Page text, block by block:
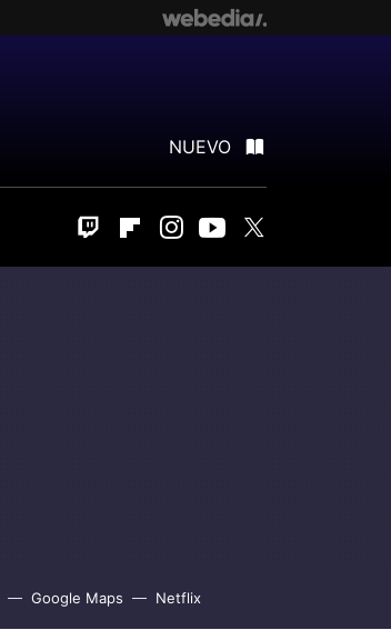
NUEVO
Twitch FlipboardInstagram
Youtube
Google Maps Netflix